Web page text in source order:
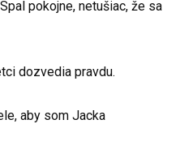
pokojne, netušiac, že sa
dozvedia pravdu.
aby som Jacka